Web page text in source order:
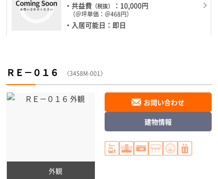
・共益費 （税抜） ：10,000円
（＠坪単価：＠468円）
・入居可能日：即日
ＲＥ－０１６ 〈3458M-001〉
外観
お問い合わせ
建物情報